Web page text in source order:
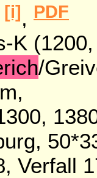
[i], PDF
K
/
Verfall